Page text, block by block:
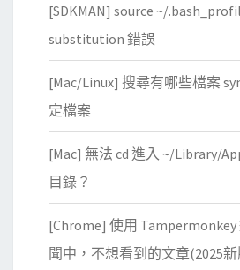
[SDKMAN] source ~/
substitution 錯誤
[Mac/Linux] 搜尋有哪些檔案
定檔案
[Mac] 無法 cd 進入 ~/Library/
目錄？
[Chrome] 使用
聞中，不想看到的文章(2025新